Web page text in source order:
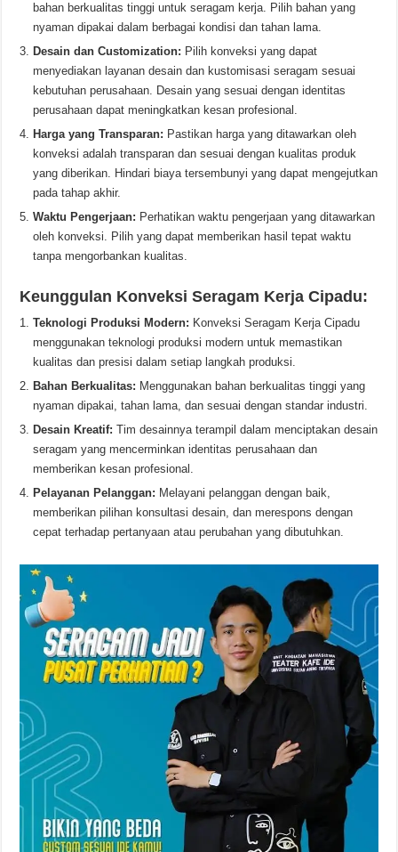
bahan berkualitas tinggi untuk seragam kerja. Pilih bahan yang
nyaman dipakai dalam berbagai kondisi dan tahan lama.
Desain dan Customization: Pilih konveksi yang dapat
menyediakan layanan desain dan kustomisasi seragam sesuai
kebutuhan perusahaan. Desain yang sesuai dengan identitas
perusahaan dapat meningkatkan kesan profesional.
Harga yang Transparan: Pastikan harga yang ditawarkan oleh
konveksi adalah transparan dan sesuai dengan kualitas produk
yang diberikan. Hindari biaya tersembunyi yang dapat mengejutkan
pada tahap akhir.
Waktu Pengerjaan: Perhatikan waktu pengerjaan yang ditawarkan
oleh konveksi. Pilih yang dapat memberikan hasil tepat waktu
tanpa mengorbankan kualitas.
Keunggulan Konveksi Seragam Kerja Cipadu:
Teknologi Produksi Modern: Konveksi Seragam Kerja Cipadu
menggunakan teknologi produksi modern untuk memastikan
kualitas dan presisi dalam setiap langkah produksi.
Bahan Berkualitas: Menggunakan bahan berkualitas tinggi yang
nyaman dipakai, tahan lama, dan sesuai dengan standar industri.
Desain Kreatif: Tim desainnya terampil dalam menciptakan desain
seragam yang mencerminkan identitas perusahaan dan
memberikan kesan profesional.
Pelayanan Pelanggan: Melayani pelanggan dengan baik,
memberikan pilihan konsultasi desain, dan merespons dengan
cepat terhadap pertanyaan atau perubahan yang dibutuhkan.